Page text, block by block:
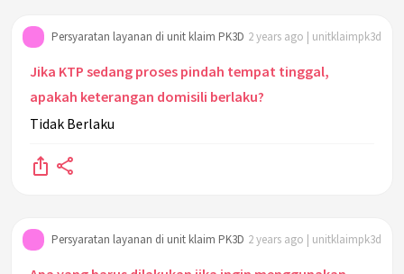
Persyaratan layanan di unit klaim PK3D 2 years ago | unitklaimpk3d
Jika KTP sedang proses pindah tempat tinggal,
apakah keterangan domisili berlaku?
Tidak Berlaku
Persyaratan layanan di unit klaim PK3D 2 years ago | unitklaimpk3d